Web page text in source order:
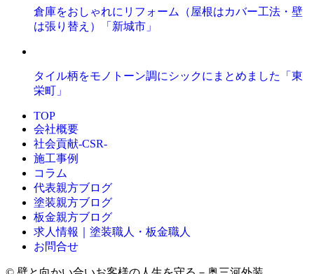
倉庫をおしゃれにリフォーム（屋根はカバー工法・壁
は張り替え）「新城市」
タイル柄をモノトーン調にシックにまとめました「東
栄町」
TOP
会社概要
社会貢献-CSR-
施工事例
コラム
代表親方ブログ
塗装親方ブログ
板金親方ブログ
求人情報｜塗装職人・板金職人
お問合せ